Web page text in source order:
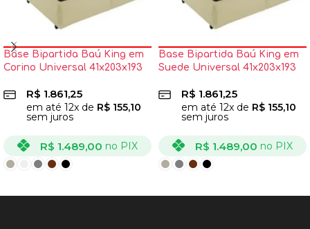
Base Bipartida Baú King em
Corino Universal 41x203x193
R$ 1.861,25
em até 12x de R$ 155,10
sem juros
R$ 1.489,00 no PIX
Base Bipartida Baú King em
Suede Universal 41x203x193
R$ 1.861,25
em até 12x de R$ 155,10
sem juros
R$ 1.489,00 no PIX